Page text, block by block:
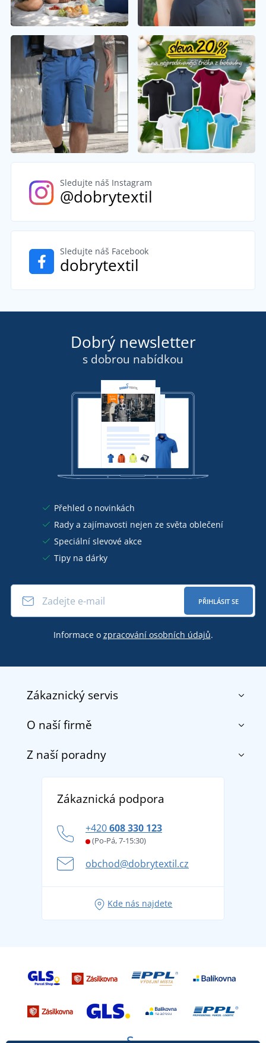
Sledujte náš Instagram
@dobrytextil
Sledujte náš Facebook
dobrytextil
Dobrý newsletter
s dobrou nabídkou
Přehled o novinkách
Rady a zajímavosti nejen ze světa oblečení
Speciální slevové akce
Tipy na dárky
PŘIHLÁSIT SE
Informace o zpracování osobních údajů.
Zákaznický servis
Kontakt
Doprava a platba
Vrácení zboží a reklamace
Potisk a výšivka
Věrnostní program BONTIS +
O naší firmě
O nás
DobrýTextil pro firmy a organizace
Z naší poradny
tradicí od roku 1976
Letní dobrodružství začíná balením aneb připravte
se na dovolenou bez starostí
Zákaznická podpora
+420608 330 123
(Po-Pá, 7-15:30)
obchod@dobrytextil.cz
Kde nás najdete